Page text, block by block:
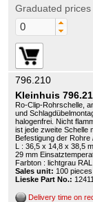
Graduated prices
796.210
Kleinhuis
Ro-Clip-Rohrschelle,
und
halogenfrei. Nicht
ist jede zweite Schelle
Befestigung der
L : 36,5 x 14,8 x 38,5
29 mm
Farbton : lichtgrau
Sales unit: 100 pieces
Lieske Part No.:
Delivery time on